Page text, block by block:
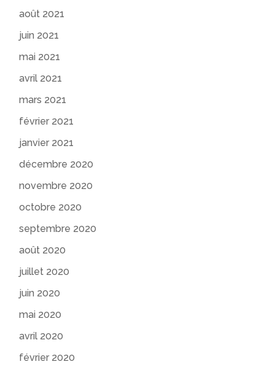
août 2021
juin 2021
mai 2021
avril 2021
mars 2021
février 2021
janvier 2021
décembre 2020
novembre 2020
octobre 2020
septembre 2020
août 2020
juillet 2020
juin 2020
mai 2020
avril 2020
février 2020